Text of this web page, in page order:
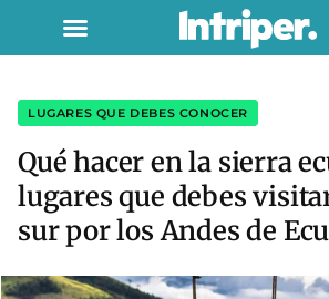
LUGARES QUE DEBES CONOCER
Qué hacer en la sierra
lugares que debes
sur por los Andes de